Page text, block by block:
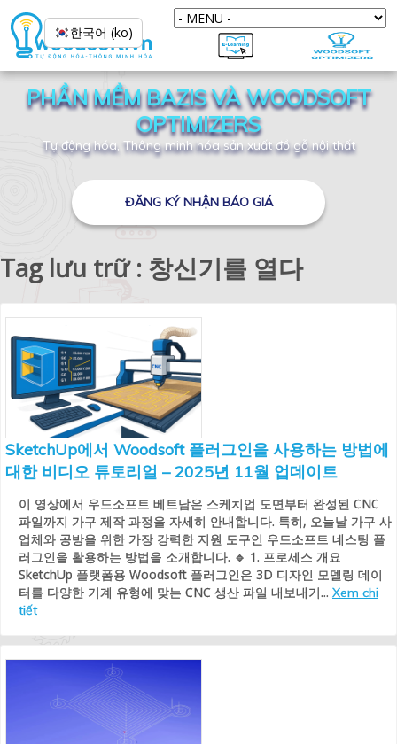
PHẦN MỀM BAZIS VÀ WOODSOFT
OPTIMIZERS
Tự động hóa, Thông minh hóa sản xuất đồ gỗ nội thất
ĐĂNG KÝ NHẬN BÁO GIÁ
Tag lưu trữ : 창신기를 열다
SketchUp에서 Woodsoft 플러그인을 사용하는 방법에
대한 비디오 튜토리얼 – 2025년 11월 업데이트
이 영상에서 우드소프트 베트남은 스케치업 도면부터 완성된 CNC
파일까지 가구 제작 과정을 자세히 안내합니다. 특히, 오늘날 가구 사
업체와 공방을 위한 가장 강력한 지원 도구인 우드소프트 네스팅 플
러그인을 활용하는 방법을 소개합니다. 🔹 1. 프로세스 개요
SketchUp 플랫폼용 Woodsoft 플러그인은 3D 디자인 모델링 데이
터를 다양한 기계 유형에 맞는 CNC 생산 파일 내보내기... Xem chi
tiết
한국어 (ko)